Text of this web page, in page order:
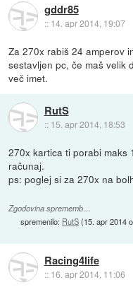
gddr85
:: 14. apr 2014, 19:07
Za 270x rabiš 24 amperov
sestavljen pc, če maš velik
več imet.
RutS
:: 15. apr 2014, 18:53
270x kartica ti porabi maks
računaj.
ps: poglej si za 270x na
Zgodovina sprememb…
spremenilo: RutS(15. apr 2014
Racing4life
:: 16. apr 2014, 11:06